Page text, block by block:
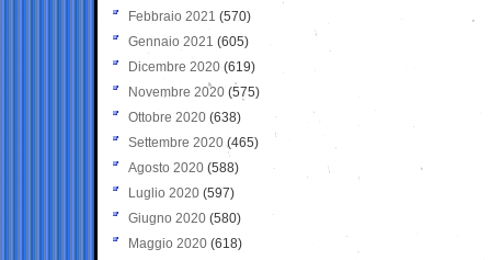
Febbraio 2021 (570)
Gennaio 2021 (605)
Dicembre 2020 (619)
Novembre 2020 (575)
Ottobre 2020 (638)
Settembre 2020(465)
Agosto 2020 (588)
Luglio 2020 (597)
Giugno 2020 (580)
Maggio 2020 (618)